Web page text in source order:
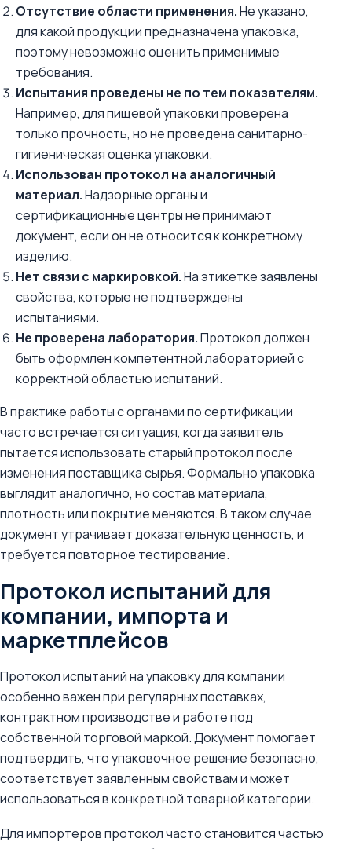
Отсутствие области применения.Не указано,
для какой продукции предназначена упаковка,
поэтому невозможно оценить применимые
требования.
Испытания проведены не по тем показателям.
Например, для пищевой упаковки проверена
только прочность, но не проведена санитарно-
гигиеническая оценка упаковки.
Использован протокол на аналогичный
материал.Надзорные органы и
сертификационные центры не принимают
документ, если он не относится к конкретному
изделию.
Нет связи с маркировкой.На этикетке заявлены
свойства, которые не подтверждены
испытаниями.
Не проверена лаборатория.Протокол должен
быть оформлен компетентной лабораторией с
корректной областью испытаний.
В практике работы с органами по сертификации
часто встречается ситуация, когда заявитель
пытается использовать старый протокол после
изменения поставщика сырья. Формально упаковка
выглядит аналогично, но состав материала,
плотность или покрытие меняются. В таком случае
документ утрачивает доказательную ценность, и
требуется повторное тестирование.
Протокол испытаний для
компании, импорта и
маркетплейсов
Протокол испытаний на упаковку для компании
особенно важен при регулярных поставках,
контрактном производстве и работе под
собственной торговой маркой. Документ помогает
подтвердить, что упаковочное решение безопасно,
соответствует заявленным свойствам и может
использоваться в конкретной товарной категории.
Для импортеров протокол часто становится частью